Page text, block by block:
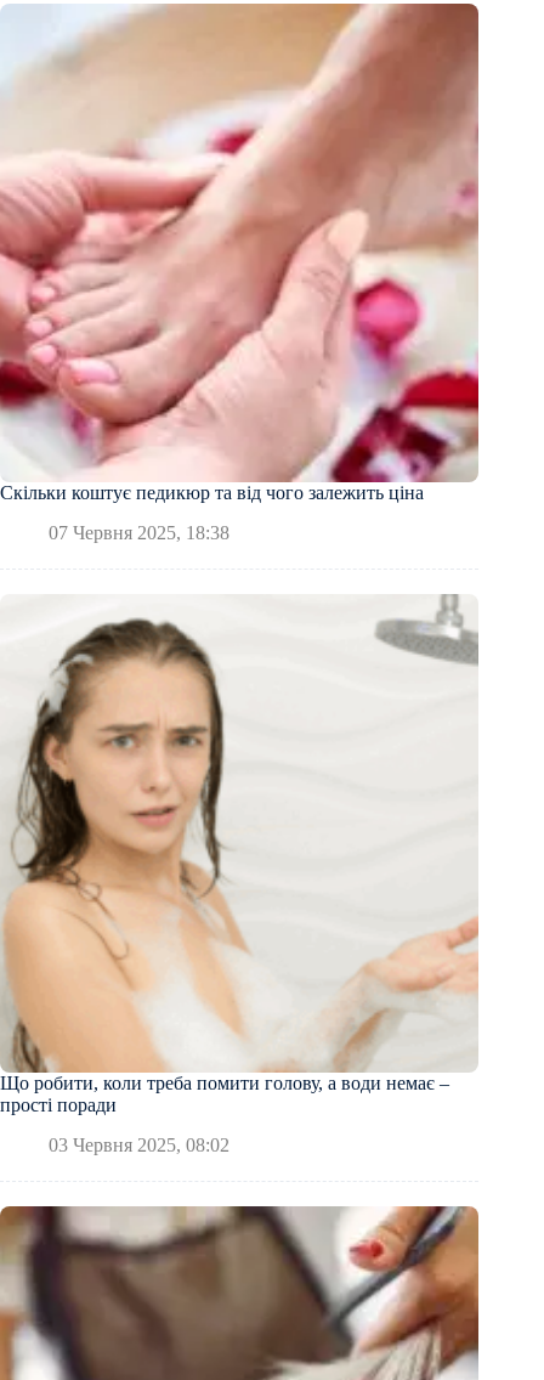
Скільки коштує педикюр та від чого залежить ціна
07 Червня 2025, 18:38
Що робити, коли треба помити голову, а води немає –
прості поради
03 Червня 2025, 08:02